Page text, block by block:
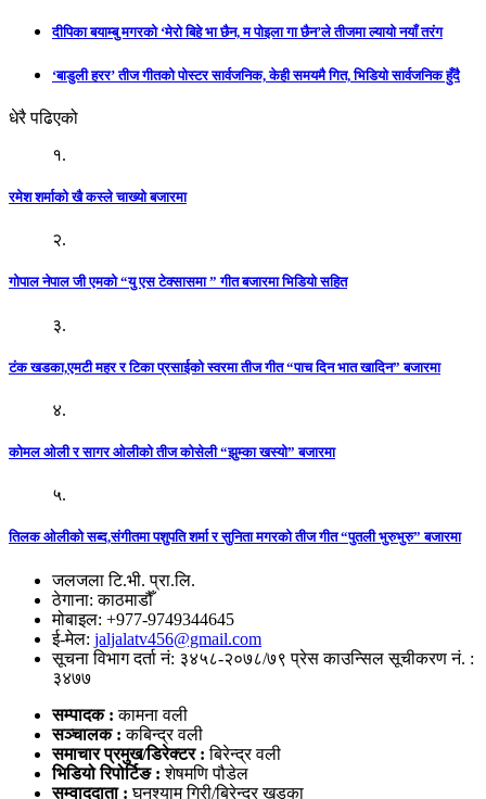
दीपिका बयाम्बु मगरको ‘मेरो बिहे भा छैन, म पोइला गा छैन’ले तीजमा ल्यायो नयाँ तरंग
‘बाडुली हरर’ तीज गीतको पोस्टर सार्वजनिक, केही समयमै गित, भिडियो सार्वजनिक हुँदै
धेरै पढिएको
१.
रमेश शर्माको खै कस्ले चाख्यो बजारमा
२.
गोपाल नेपाल जी एमको “यु एस टेक्सासमा ” गीत बजारमा भिडियो सहित
३.
टंक खडका,एमटी महर र टिका प्रसाईको स्वरमा तीज गीत “पाच दिन भात खादिन” बजारमा
४.
कोमल ओली र सागर ओलीको तीज कोसेली “झुम्का खस्यो” बजारमा
५.
तिलक ओलीको सब्द,संगीतमा पशुपति शर्मा र सुनिता मगरको तीज गीत “पुतली भुरुभुरु” बजारमा
जलजला टि.भी. प्रा.लि.
ठेगाना: काठमाडौँ
मोबाइल: +977-9749344645
ई-मेल: jaljalatv456@gmail.com
सूचना विभाग दर्ता नं: ३४५८-२०७८/७९ प्रेस काउन्सिल सूचीकरण नं. :
३४७७
सम्पादक :कामना वली
सञ्‍चालक : कबिन्द्र वली
समाचार प्रमुख/डिरेक्टर :बिरेन्द्र वली
भिडियो रिपोर्टिङ : शेषमणि पौडेल
सम्वाददाता :घनश्याम गिरी/बिरेन्द्र खड्का